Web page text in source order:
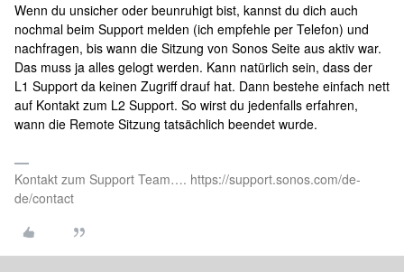
Wenn du unsicher oder beunruhigt bist, kannst du dich auch
nochmal beim Support melden (ich empfehle per Telefon) und
nachfragen, bis wann die Sitzung von Sonos Seite aus aktiv war.
Das muss ja alles gelogt werden. Kann natürlich sein, dass der
L1 Support da keinen Zugriff drauf hat. Dann bestehe einfach nett
auf Kontakt zum L2 Support. So wirst du jedenfalls erfahren,
wann die Remote Sitzung tatsächlich beendet wurde.
Kontakt zum Support Team…. https://support.sonos.com/de-
de/contact